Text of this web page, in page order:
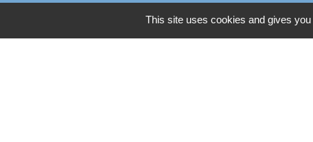
This site uses cookies and gives